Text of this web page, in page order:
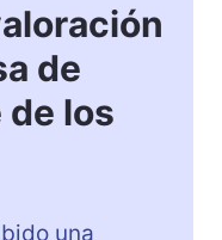
de
de los
una